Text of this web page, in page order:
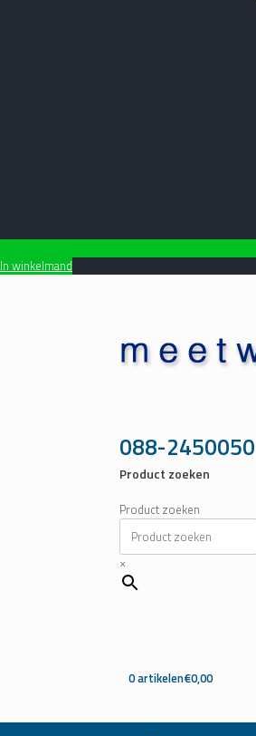
In winkelmand
088-2450050
Product zoeken
Product zoeken
×
0 artikelen€0,00